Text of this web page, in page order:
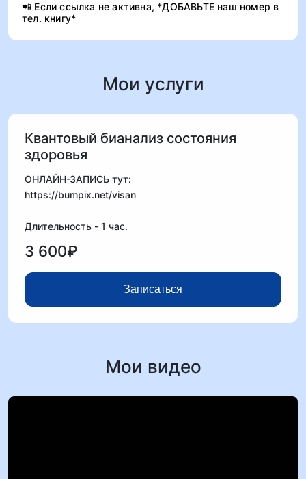
📲 Если ссылка не активна, *ДOБABЬТE наш номер в
тел. книгу*
Мои услуги
Квантовый бианализ состояния
здоровья
ОНЛАЙН-ЗАПИСЬ тут:
https://bumpix.net/visan
Длительность - 1 час.
3 600₽
Записаться
Мои видео